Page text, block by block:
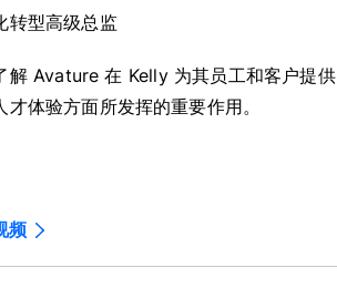
转型高级总监
解 Avature 在 Kelly 为其员工和客户提供
才体验方面所发挥的重要作用。
频